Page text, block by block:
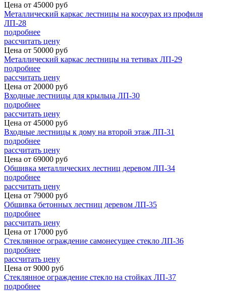
Цена от 45000 руб
Металлический каркас лестницы на косоурах из профиля
ЛП-28
подробнее
рассчитать цену
Цена от 50000 руб
Металлический каркас лестницы на тетивах ЛП-29
подробнее
рассчитать цену
Цена от 20000 руб
Входные лестницы для крыльца ЛП-30
подробнее
рассчитать цену
Цена от 45000 руб
Входные лестницы к дому на второй этаж ЛП-31
подробнее
рассчитать цену
Цена от 69000 руб
Обшивка металлических лестниц деревом ЛП-34
подробнее
рассчитать цену
Цена от 79000 руб
Обшивка бетонных лестниц деревом ЛП-35
подробнее
рассчитать цену
Цена от 17000 руб
Стеклянное ограждение самонесущее стекло ЛП-36
подробнее
рассчитать цену
Цена от 9000 руб
Стеклянное ограждение стекло на стойках ЛП-37
подробнее